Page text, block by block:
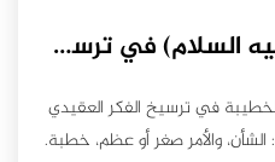
دور الإمام الصادق (عليه السلام) في ترسيخ العقيدة المهدوية ووظيفة الخطيبة في ترسيخ الفكر العقيدي في المجتمع (الحلقة الثالثة)
الخطيبة في ترسيخ الفكر العقيدي
والأمر صغر أو عظم، خطبة.